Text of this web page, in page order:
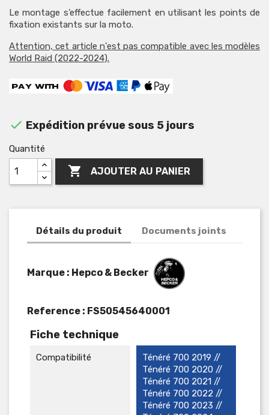
Le montage s’effectue facilement en utilisant les points de
fixation existants sur la moto.
Attention, cet article n'est pas compatible avec les modèles
World Raid (2022-2024).
 Expédition prévue sous 5 jours
Quantité
 AJOUTER AU PANIER
Détails du produit Documents joints
Marque : Hepco & Becker
Reference : FS50545640001
Fiche technique
Compatibilité
Ténéré 700 2019 //
Ténéré 700 2020 //
Ténéré 700 2021 //
Ténéré 700 2022 //
Ténéré 700 2023 //